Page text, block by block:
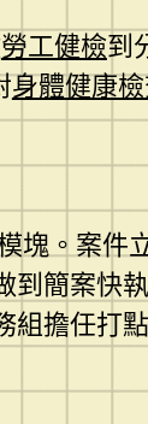
勞工健檢到
身體健康
塊。案
簡案快
擔任打